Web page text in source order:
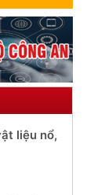
liệu nổ,